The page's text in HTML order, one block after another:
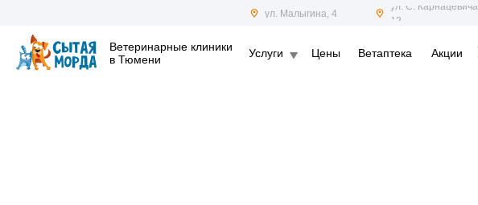
ул. С. Карнацевича,
12
ул. Малыгина, 4
Ветеринарные клиники
в Тюмени
Услуги Цены Акции
Ветаптека